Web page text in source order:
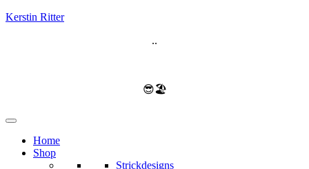
Kerstin Ritter
..
😎🏖️
Home
Shop
Strickdesigns